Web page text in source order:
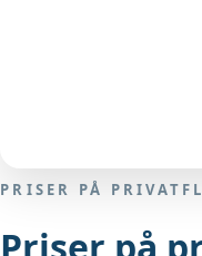
PRISER PÅ